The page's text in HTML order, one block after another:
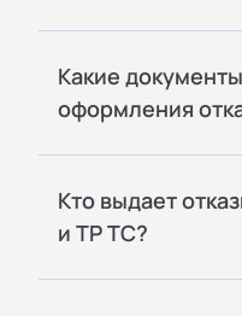
Какие
оформления
Кто выдает
и ТР ТС?